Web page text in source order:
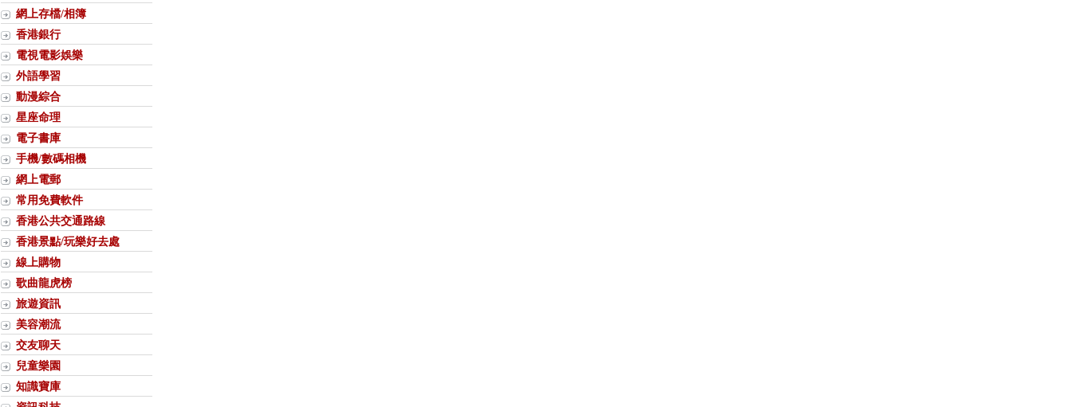
網上存檔/相簿
香港銀行
電視電影娛樂
外語學習
動漫綜合
星座命理
電子書庫
手機/數碼相機
網上電郵
常用免費軟件
香港公共交通路線
香港景點/玩樂好去處
線上購物
歌曲龍虎榜
旅遊資訊
美容潮流
交友聊天
兒童樂園
知識寶庫